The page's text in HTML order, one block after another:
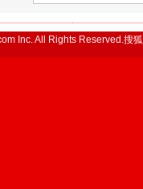
Inc. All Rights Reserved.搜